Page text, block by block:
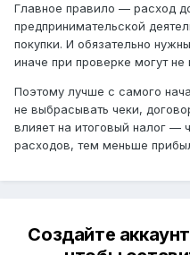
Главное правило — расход
предпринимательской
покупки. И обязательно
иначе при проверке могут не
Поэтому лучше с самого
не выбрасывать чеки,
влияет на итоговый налог —
расходов, тем меньше
Создайте